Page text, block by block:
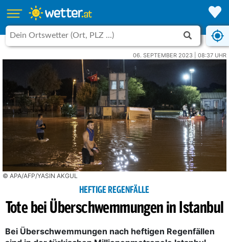
06. SEPTEMBER 2023 | 08:37 UHR
© APA/AFP/YASIN AKGUL
HEFTIGE REGENFÄLLE
Tote bei Überschwemmungen in Istanbul
Bei Überschwemmungen nach heftigen Regenfällen